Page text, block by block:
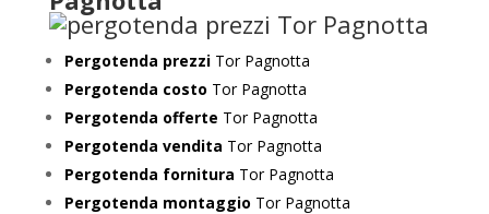
Pergotenda prezziTor Pagnotta
Pergotenda costo Tor Pagnotta
Pergotenda offerte Tor Pagnotta
Pergotenda vendita Tor Pagnotta
Pergotenda fornitura Tor Pagnotta
Pergotenda montaggio Tor Pagnotta